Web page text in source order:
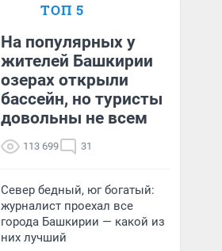
ТОП 5
На популярных у
жителей Башкирии
озерах открыли
бассейн, но туристы
довольны не всем
113 699 31
Север бедный, юг богатый:
журналист проехал все
города Башкирии — какой из
них лучший